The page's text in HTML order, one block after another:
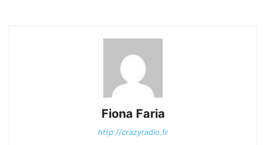
Fiona Faria
http://crazyradio.fr